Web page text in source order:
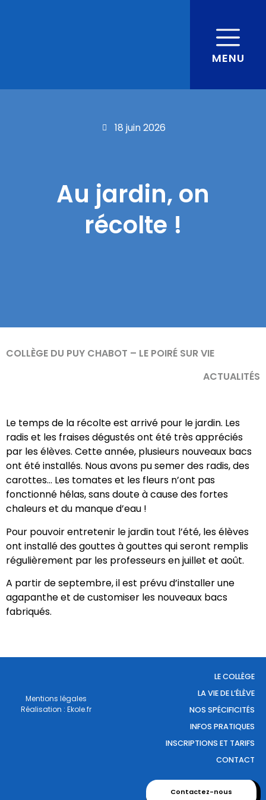
MENU
18 juin 2026
Au jardin, on
récolte !
COLLÈGE DU PUY CHABOT – LE POIRÉ SUR VIE
ACTUALITÉS
Le temps de la récolte est arrivé pour le jardin. Les
radis et les fraises dégustés ont été très appréciés
par les élèves. Cette année, plusieurs nouveaux bacs
ont été installés. Nous avons pu semer des radis, des
carottes… Les tomates et les fleurs n’ont pas
fonctionné hélas, sans doute à cause des fortes
chaleurs et du manque d’eau !
Pour pouvoir entretenir le jardin tout l’été, les élèves
ont installé des gouttes à gouttes qui seront remplis
régulièrement par les professeurs en juillet et août.
A partir de septembre, il est prévu d’installer une
agapanthe et de customiser les nouveaux bacs
fabriqués.
Mentions légales
Réalisation : Ekole.fr
LE COLLÈGE
LA VIE DE L’ÉLÈVE
NOS SPÉCIFICITÉS
INFOS PRATIQUES
INSCRIPTIONS ET TARIFS
CONTACT
Contactez-nous